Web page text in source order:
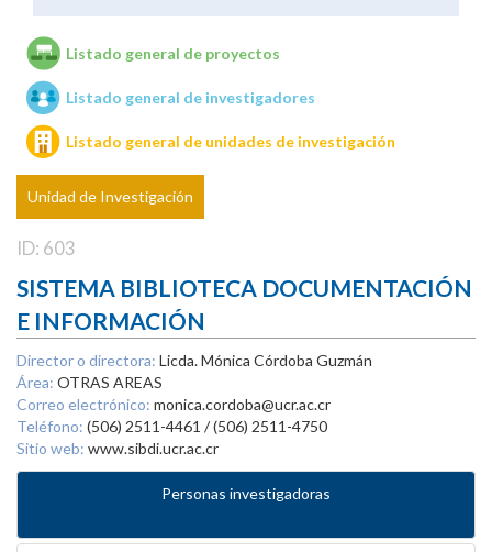
Unidades de investigación
Listado general de proyectos
Listado general de investigadores
Listado general de unidades de investigación
Unidad de Investigación
ID: 603
SISTEMA BIBLIOTECA DOCUMENTACIÓN
E INFORMACIÓN
Director o directora: Licda. Mónica Córdoba Guzmán
Área: OTRAS AREAS
Correo electrónico: monica.cordoba@ucr.ac.cr
Teléfono: (506) 2511-4461 / (506) 2511-4750
Sitio web: www.sibdi.ucr.ac.cr
Personas investigadoras